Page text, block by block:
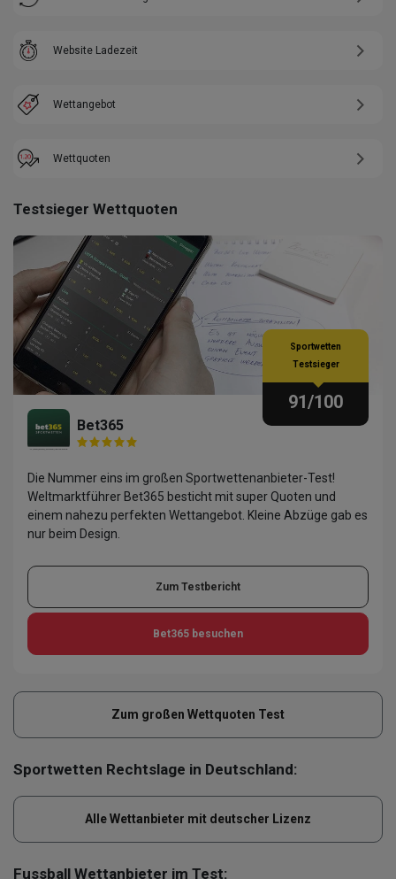
Website Ladezeit
Wettangebot
Wettquoten
Testsieger Wettquoten
Bet365
Sportwetten
Testsieger
91/100
Die Nummer eins im großen Sportwettenanbieter-Test!
Weltmarktführer Bet365 besticht mit super Quoten und
einem nahezu perfekten Wettangebot. Kleine Abzüge gab es
nur beim Design.
Zum Testbericht
Bet365 besuchen
Zum großen Wettquoten Test
Sportwetten Rechtslage in Deutschland:
Alle Wettanbieter mit deutscher Lizenz
Fussball Wettanbieter im Test: